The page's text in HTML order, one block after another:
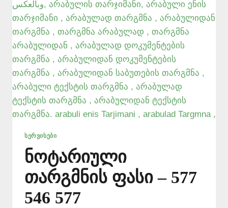
ᲡᲔᲠᲕᲘᲡᲔᲑᲘ
ნოტარიული
თარგმნის ფასი – 577
546 577